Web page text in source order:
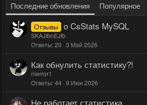
Последние обновления Популярное
Отзывы о CsStats MySQL
SKAJIbnEJIb
Ответы 20 3 Май 2026
Как обнулить статистику?!
nierror1
Ответы 44 9 Июн 2026
Не работает статистика